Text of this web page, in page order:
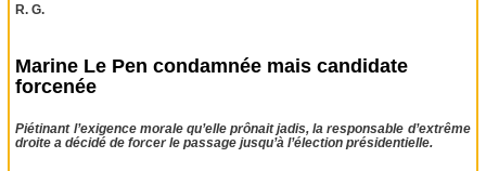
R. G.
Marine Le Pen condamnée mais candidate
forcenée
Piétinant l’exigence morale qu’elle prônait jadis, la responsable d’extrême
droite a décidé de forcer le passage jusqu’à l’élection présidentielle.